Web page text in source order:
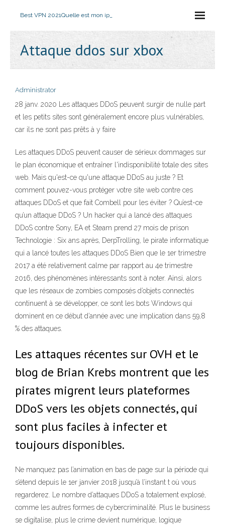
Best VPN 2021Quelle est mon ip_
Attaque ddos ​​sur xbox
Administrator
28 janv. 2020 Les attaques DDoS peuvent surgir de nulle part
et les petits sites sont généralement encore plus vulnérables,
car ils ne sont pas prêts à y faire
Les attaques DDoS peuvent causer de sérieux dommages sur
le plan économique et entraîner l'indisponibilité totale des sites
web. Mais qu'est-ce qu'une attaque DDoS au juste ? Et
comment pouvez-vous protéger votre site web contre ces
attaques DDoS et que fait Combell pour les éviter ? Qu’est-ce
qu’un attaque DDoS ? Un hacker qui a lancé des attaques
DDoS contre Sony, EA et Steam prend 27 mois de prison
Technologie : Six ans après, DerpTrolling, le pirate informatique
qui a lancé toutes les attaques DDoS Bien que le 1er trimestre
2017 a été relativement calme par rapport au 4e trimestre
2016, des phénomènes intéressants sont à noter. Ainsi, alors
que les réseaux de zombies composés d’objets connectés
continuent à se développer, ce sont les bots Windows qui
dominent en ce début d’année avec une implication dans 59,8
% des attaques.
Les attaques récentes sur OVH et le
blog de Brian Krebs montrent que les
pirates migrent leurs plateformes
DDoS vers les objets connectés, qui
sont plus faciles à infecter et
toujours disponibles.
Ne manquez pas l’animation en bas de page sur la période qui
s’étend depuis le 1er janvier 2018 jusqu’à l’instant t où vous
regarderez. Le nombre d’attaques DDoS a totalement explosé,
comme les autres formes de cybercriminalité. Plus le business
se digitalise, plus le crime devient numérique, logique